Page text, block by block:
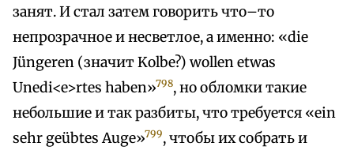
занят. И стал затем говорить что–то
непрозрачное и несветлое, а именно: «die
Jüngeren (значит Kolbe?) wollen etwas
Unedi<e>rtes haben»798, но обломки такие
небольшие и так разбиты, что требуется «ein
sehr geübtes Auge»799, чтобы их собрать и